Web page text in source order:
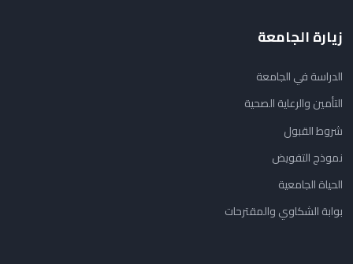
زيارة الجامعة
الدراسة في الجامعة
التأمين والرعاية الصحية
شروط القبول
نموذج التفويض
الحياة الجامعية
بوابة الشكاوي والمقترحات